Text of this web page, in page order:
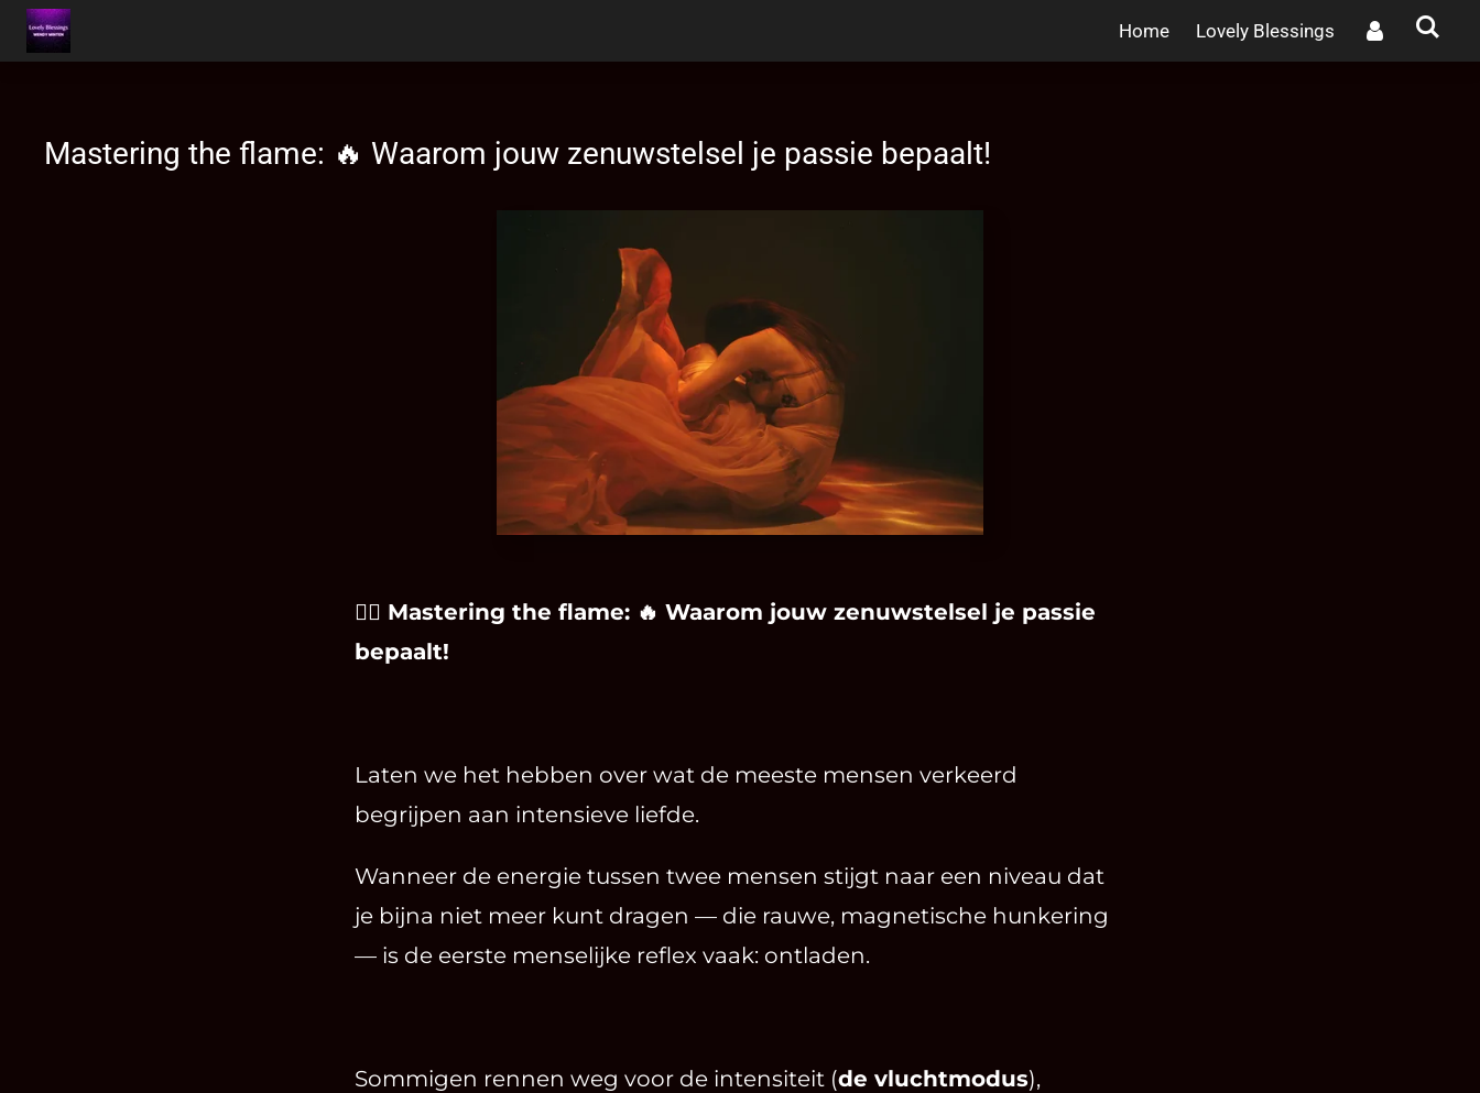
Ga
direct
Home Lovely Blessings
Mastering the flame: 🔥 Waarom jouw zenuwstelsel je passie bepaalt!
❤️‍🔥 Mastering the flame: 🔥 Waarom jouw zenuwstelsel je passie
bepaalt!
Laten we het hebben over wat de meeste mensen verkeerd
begrijpen aan intensieve liefde.
Wanneer de energie tussen twee mensen stijgt naar een niveau dat
je bijna niet meer kunt dragen — die rauwe, magnetische hunkering
— is de eerste menselijke reflex vaak: ontladen.
Sommigen rennen weg voor de intensiteit (de vluchtmodus),